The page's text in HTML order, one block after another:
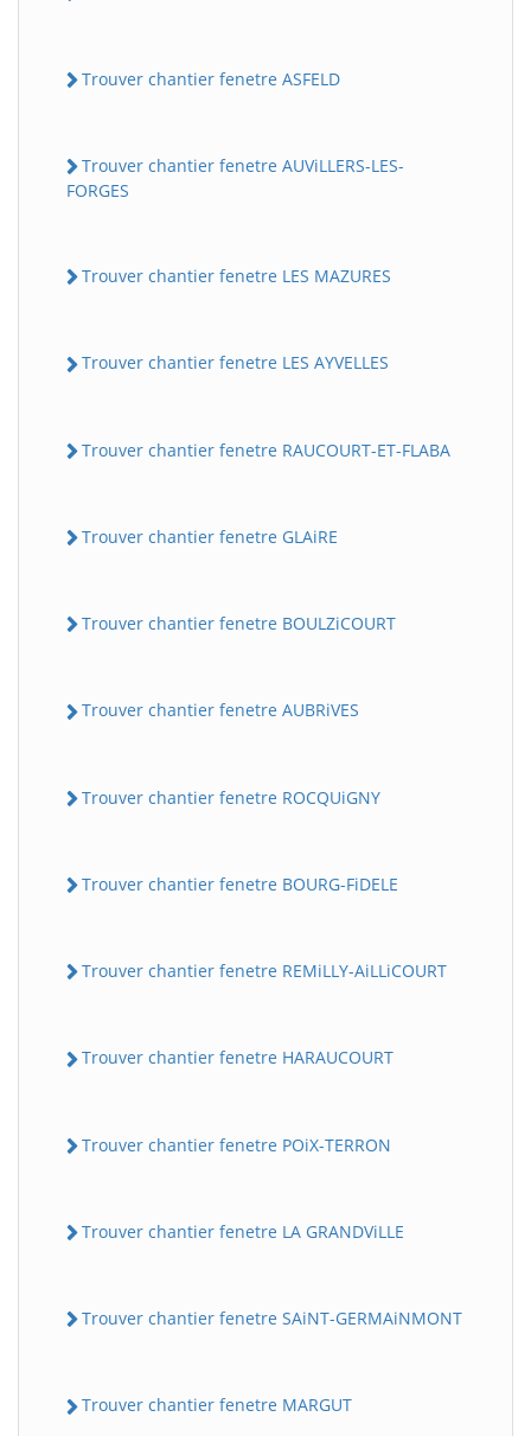
Trouver chantier fenetre ASFELD
Trouver chantier fenetre AUViLLERS-LES-
FORGES
Trouver chantier fenetre LES MAZURES
Trouver chantier fenetre LES AYVELLES
Trouver chantier fenetre RAUCOURT-ET-FLABA
Trouver chantier fenetre GLAiRE
Trouver chantier fenetre BOULZiCOURT
Trouver chantier fenetre AUBRiVES
Trouver chantier fenetre ROCQUiGNY
Trouver chantier fenetre BOURG-FiDELE
Trouver chantier fenetre REMiLLY-AiLLiCOURT
Trouver chantier fenetre HARAUCOURT
Trouver chantier fenetre POiX-TERRON
Trouver chantier fenetre LA GRANDViLLE
Trouver chantier fenetre SAiNT-GERMAiNMONT
Trouver chantier fenetre MARGUT